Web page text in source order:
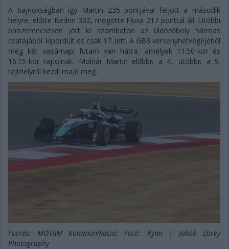
A bajnokságban így Martin 235 pontjával feljött a második
helyre, előtte Bedrin 332, mögötte Fluxa 217 ponttal áll. Utóbbi
balszerencsésen jött ki szombaton az üldözőboly hármas
csatájából: kipördült és csak 17. lett. A GB3 versenyhétvégéjéből
még két vasárnapi futam van hátra, amelyek 11:50-kor és
16:15-kor rajtolnak. Molnár Martin előbbit a 4., utóbbit a 9.
rajthelyről kezdi majd meg.
Forrás: MOTAM Kommunikáció; Fotó: Ryan | Jakob Ebrey
Photography